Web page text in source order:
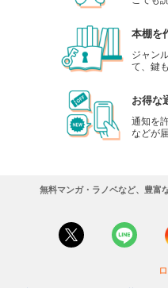
本棚を
ジャン
て、鍵
お得な
通知を
などが
無料マンガ・ラノベなど、豊富